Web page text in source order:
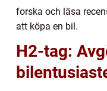
forska och läsa
att köpa en bil.
H2-tag: